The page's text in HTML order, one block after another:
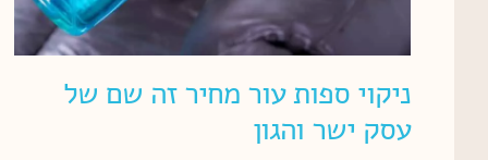
ניקוי ספות עור מחיר זה שם של
עסק ישר והגון